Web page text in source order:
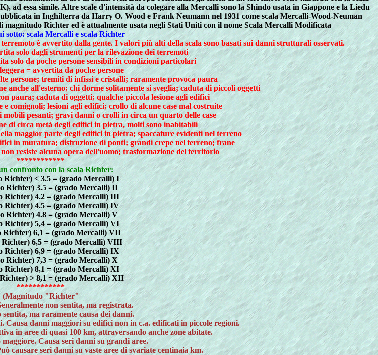
essa simile. Altre scale d'intensità da colegare alla Mercalli sono la Shindo usata in Giappone e la Liedu
in Inghilterra da Harry O. Wood e Frank Neumann nel 1931 come scala Mercalli-Wood-Neuman
Richter ed è attualmente usata negli Stati Uniti con il nome Scala Mercalli Modificata
sotto: scala Mercalli e scala Richter
è avvertito dalla gente. I valori più alti della scala sono basati sui danni strutturali osservati.
solo dagli strumenti per la rilevazione dei terremoti
solo da poche persone sensibili in condizioni particolari
= avvertita da poche persone
persone; tremiti di infissi e cristalli; raramente provoca paura
anche all'esterno; chi dorme solitamente si sveglia; caduta di piccoli oggetti
paura; caduta di oggetti; qualche piccola lesione agli edifici
comignoli; lesioni agli edifici; crollo di alcune case mal costruite
mobili pesanti; gravi danni o crolli in circa un quarto delle case
di circa metà degli edifici in pietra, molti sono inabitabili
maggior parte degli edifici in pietra; spaccature evidenti nel terreno
in muratura; distruzione di ponti; grandi crepe nel terreno; frane
resiste alcuna opera dell'uomo; trasformazione del territorio
************
confronto con la scala Richter:
Richter) < 3.5 = (grado Mercalli) I
Richter) 3.5 = (grado Mercalli) II
Richter) 4.2 = (grado Mercalli) III
Richter) 4.5 = (grado Mercalli) IV
Richter) 4.8 = (grado Mercalli) V
Richter) 5,4 = (grado Mercalli) VI
Richter) 6,1 = (grado Mercalli) VII
6,5 = (grado Mercalli) VIII
Richter) 6,9 = (grado Mercalli) IX
Richter) 7,3 = (grado Mercalli) X
Richter) 8,1 = (grado Mercalli) XI
> 8,1 = (grado Mercalli) XII
************
(Magnitudo "Richter"
non sentita, ma registrata.
sentita, ma raramente causa dei danni.
Causa danni maggiori su edifici non in c.a. edificati in piccole regioni.
in aree di quasi 100 km, attraversando anche zone abitate.
maggiore. Causa seri danni su grandi aree.
causare seri danni su vaste aree di svariate centinaia km.